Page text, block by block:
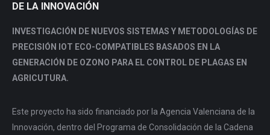
DE LA INNOVACIÓN
INVESTIGACIÓN DE NUEVOS SISTEMAS Y METODOLOGÍAS DE
PRECISIÓN IOT ECO-COMPATIBLES BASADOS EN LA
GENERACIÓN DE OZONO PARA EL CONTROL DE PLAGAS EN
AGRICUTURA.
Este proyecto ha sido financiado por la Agencia Valenciana de la
Innovación, dentro del Programa de Consolidación de la Cadena